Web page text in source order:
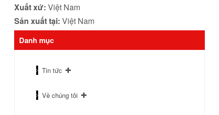
Xuất xứ: Việt Nam
Sản xuất tại: Việt Nam
Danh mục
Tin tức
Về chúng tôi